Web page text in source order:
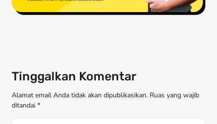
Tinggalkan Komentar
Alamat email Anda tidak akan dipublikasikan. Ruas yang wajib
ditandai *